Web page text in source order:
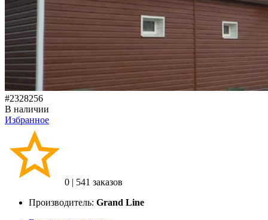
#2328256
В наличии
Избранное
0 | 541 заказов
Производитель: Grand Line